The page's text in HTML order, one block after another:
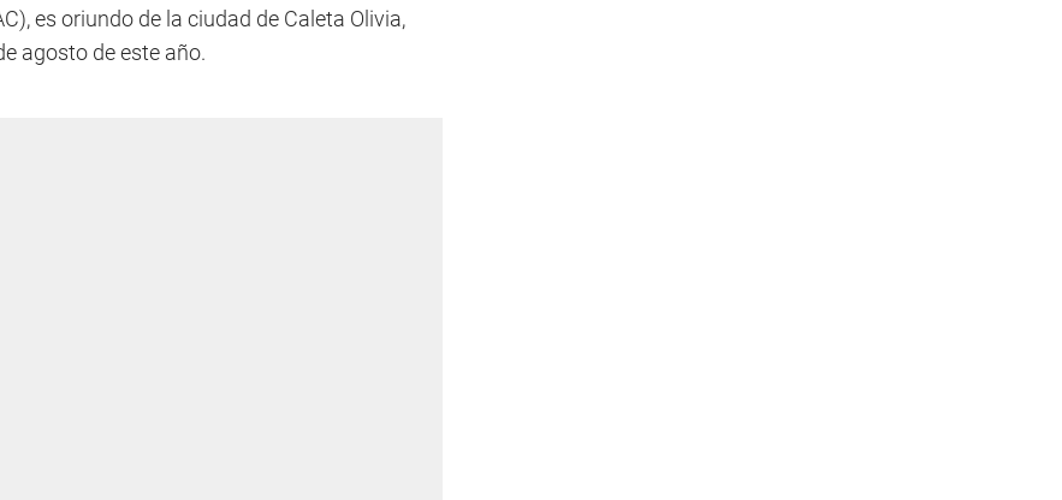
es oriundo de la ciudad de Caleta Olivia,
agosto de este año.